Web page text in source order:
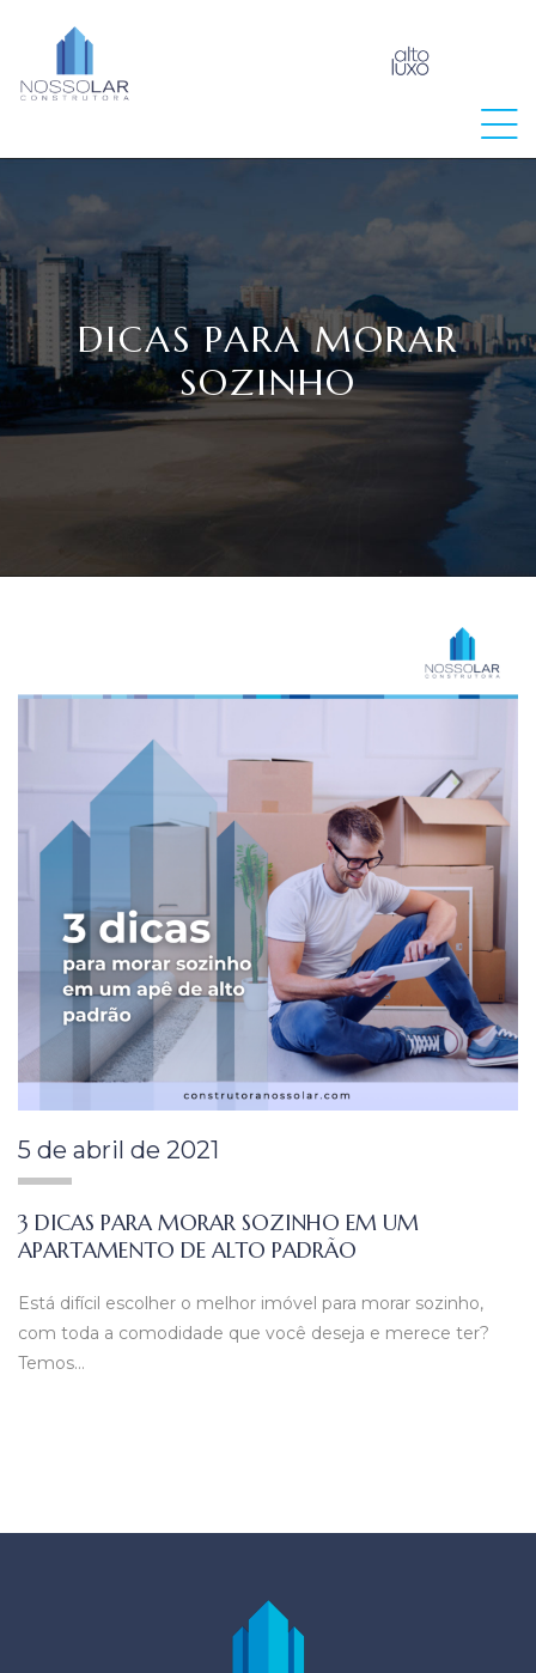
DICAS PARA MORAR
SOZINHO
5 de abril de 2021
3 DICAS PARA MORAR SOZINHO EM UM
APARTAMENTO DE ALTO PADRÃO
Está difícil escolher o melhor imóvel para morar sozinho,
com toda a comodidade que você deseja e merece ter?
Temos…